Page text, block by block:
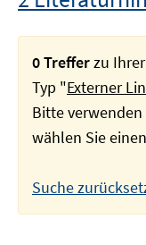
0 Trefferzu
Typ "Externer
Bitte
wählen Sie
Suche